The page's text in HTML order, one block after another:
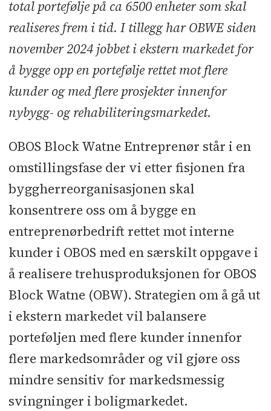
total portefølje på ca 6500 enheter som skal
realiseres frem i tid. I tillegg har OBWE siden
november 2024 jobbet i ekstern markedet for
å bygge opp en portefølje rettet mot flere
kunder og med flere prosjekter innenfor
nybygg- og rehabiliteringsmarkedet.
OBOS Block Watne Entreprenør står i en
omstillingsfase der vi etter fisjonen fra
byggherreorganisasjonen skal
konsentrere oss om å bygge en
entreprenørbedrift rettet mot interne
kunder i OBOS med en særskilt oppgave i
å realisere trehusproduksjonen for OBOS
Block Watne (OBW). Strategien om å gå ut
i ekstern markedet vil balansere
porteføljen med flere kunder innenfor
flere markedsområder og vil gjøre oss
mindre sensitiv for markedsmessig
svingninger i boligmarkedet.